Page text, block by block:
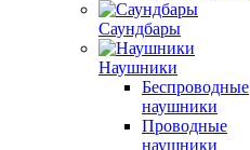
Саундбары
Наушники
Беспроводные
наушники
Проводные
наушники